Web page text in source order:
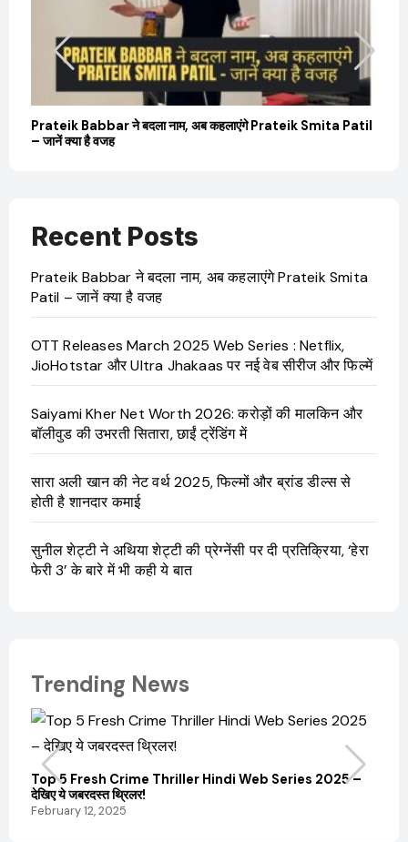
OTT Releases March 2025 Web Series : Netflix,
JioHotstar और Ultra Jhakaas पर नई वेब सीरीज और फिल्में
Recent Posts
Prateik Babbar ने बदला नाम, अब कहलाएंगे Prateik Smita
Patil – जानें क्या है वजह
OTT Releases March 2025 Web Series : Netflix,
JioHotstar और Ultra Jhakaas पर नई वेब सीरीज और फिल्में
Saiyami Kher Net Worth 2026: करोड़ों की मालकिन और
बॉलीवुड की उभरती सितारा, छाईं ट्रेंडिंग में
सारा अली खान की नेट वर्थ 2025, फिल्मों और ब्रांड डील्स से
होती है शानदार कमाई
सुनील शेट्टी ने अथिया शेट्टी की प्रेग्नेंसी पर दी प्रतिक्रिया, ‘हेरा
फेरी 3’ के बारे में भी कही ये बात
Trending News
Top 5 Fresh Crime Thriller Hindi Web Series 2025 –
देखिए ये जबरदस्त थ्रिलर!
February 12, 2025